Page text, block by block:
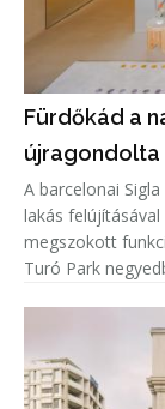
Fürdőkád a
A barcelonai
lakás
megszokott
Turó Park